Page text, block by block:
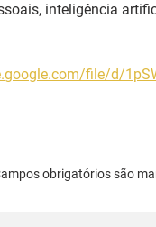
inteligência
file/d/
obrigatórios são